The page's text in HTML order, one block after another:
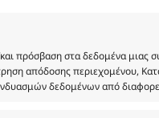
πρόσβαση στα δεδομένα μιας
απόδοσης περιεχομένου,
δεδομένων από